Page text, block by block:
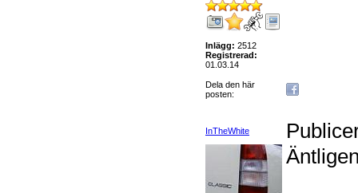
Inlägg: 2512
Registrerad:
01.03.14
Dela den här
posten:
InTheWhite